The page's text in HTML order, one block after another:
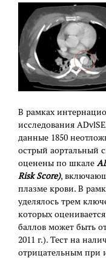
В рамках
исследования
данные 1850
острый аортальный
оценены по шкале
Risk Score),
плазме крови. В
уделялось трем
которых
баллов может быть
2011 г.). Тест на
отрицательным при